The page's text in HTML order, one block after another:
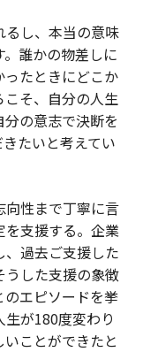
るし、本当の意味
誰かの物差しに
たときにどこか
そ、自分の人生
の意志で決断を
たいと考えてい
性まで丁寧に言
支援する。企業
、過去ご支援した
うした支援の象徴
エピソードを挙
が180度変わり
ことができたと